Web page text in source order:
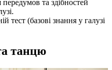
та здібностей
тест (базові знання у галузі
танцю